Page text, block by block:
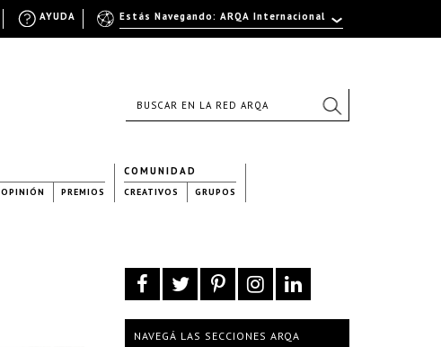
OPINIÓN PREMIOS
COMUNIDAD
CREATIVOS GRUPOS
NAVEGÁ LAS SECCIONES ARQA
Estás Navegando: ARQA Internacional
AYUDA